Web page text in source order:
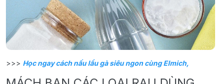
>>> Học ngay cách nấu lẩu gà siêu ngon cùng Elmich,